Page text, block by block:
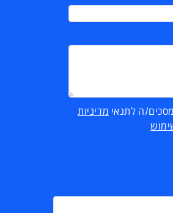
ה לתנאי מדיניות